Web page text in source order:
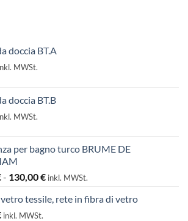
doccia BT.A
MWSt.
doccia BT.B
MWSt.
per bagno turco BRUME DE
- 130,00€Fascia
prezzo:
inkl. MWSt.
tessile, rete in fibra di vetro
inkl. MWSt.